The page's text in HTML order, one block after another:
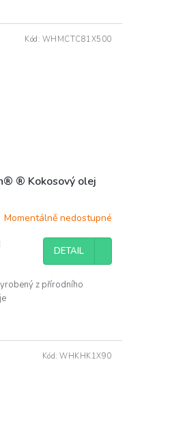
® Kokosový olej
Momentálně nedostupné
DETAIL
z přírodního
Kód: WHMCTC81X500
Kód:WHKHK1X90